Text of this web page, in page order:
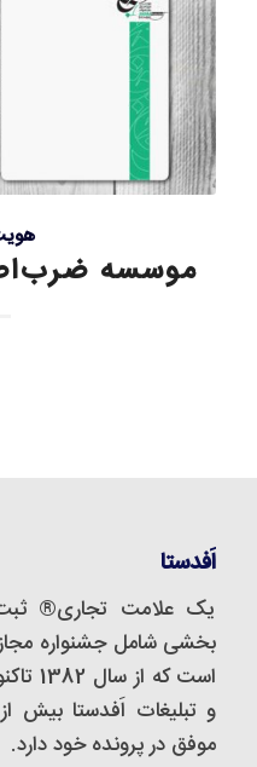
موسسه
اَفدستا
یک علامت تجاری®
بخشی شامل جشنواره
است
موفق در پرونده خود دارد.